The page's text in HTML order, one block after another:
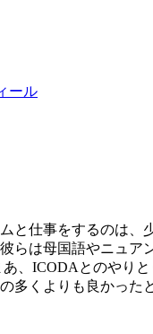
ール
と仕事をするのは、
らは母国語やニュア
あ、ICODAとのやり
多くよりも良かった